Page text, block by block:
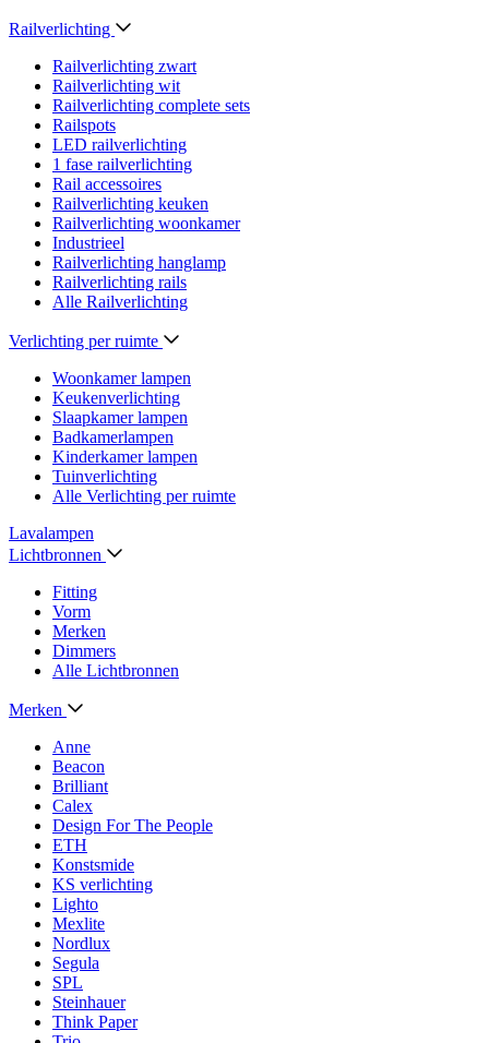
Railverlichting
Railverlichting zwart
Railverlichting wit
Railverlichting complete sets
Railspots
LED railverlichting
1 fase railverlichting
Rail accessoires
Railverlichting keuken
Railverlichting woonkamer
Industrieel
Railverlichting hanglamp
Railverlichting rails
Alle Railverlichting
Verlichting per ruimte
Woonkamer lampen
Keukenverlichting
Slaapkamer lampen
Badkamerlampen
Kinderkamer lampen
Tuinverlichting
Alle Verlichting per ruimte
Lavalampen
Lichtbronnen
Fitting
Vorm
Merken
Dimmers
Alle Lichtbronnen
Merken
Anne
Beacon
Brilliant
Calex
Design For The People
ETH
Konstsmide
KS verlichting
Lighto
Mexlite
Nordlux
Segula
SPL
Steinhauer
Think Paper